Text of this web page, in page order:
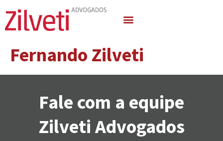
Fernando Zilveti
Fale com a equipe
Zilveti Advogados